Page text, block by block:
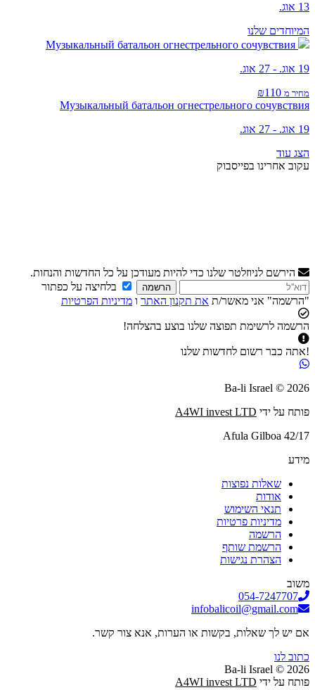
13 אוג.
המיוחדים שלנו
Музыкальный батальон огнестрельного сочувствия
19 אוג. - 27 אוג.
מחיר מ
Музыкальный батальон огнестрельного сочувствия
19 אוג. - 27 אוג.
הצג עוד
עקוב אחרינו בפייסבוק
הירשם לניוזלטר שלנו כדי להיות מעודכן על כל החדשות והנחות.
הרשמה
בלחיצה על כפתור
"הרשמה" אני מאשר/ת את תקנון האתר ו מדיניות הפרטיות
הרשמה לרשימת תפוצה שלנו בוצע בהצלחה!
!אתה כבר רשום לחדשות שלנו
2026 © Ba-li Israel
פותח על ידי A4WI invest LTD
Afula Gilboa 42/17
מידע
שאלות נפוצות
אודות
תנאי השימוש
מדיניות פרטיות
הרשמה
הרשמת שותף
הצהרת נגישות
משוב
054-7247707
infobalicoil@gmail.com
אם יש לך שאלות, בקשות או הערות, אנא צור קשר.
כתוב לנו
2026 © Ba-li Israel
פותח על ידי A4WI invest LTD